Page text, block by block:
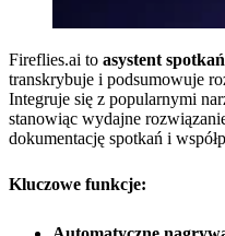
Fireflies.ai to asystent
transkrybuje i podsumowuje
Integruje się z popularnymi
stanowiąc wydajne
dokumentację spotkań i
Kluczowe funkcje: